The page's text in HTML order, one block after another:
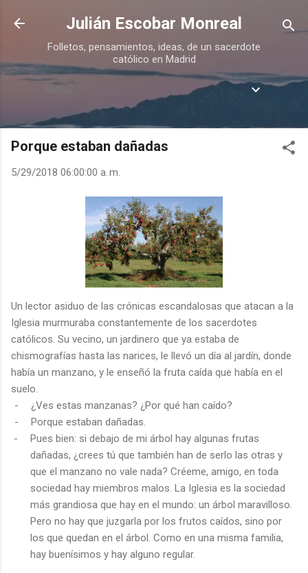
Ir al contenido principal
Julián Escobar Monreal
Folletos, pensamientos, ideas, de un sacerdote
católico en Madrid
Menú
Porque estaban dañadas
5/29/2018 06:00:00 a. m.
Un lector asiduo de las crónicas escandalosas que atacan a la
Iglesia murmuraba constantemente de los sacerdotes
católicos. Su vecino, un jardinero que ya estaba de
chismografías hasta las narices, le llevó un día al jardín, donde
había un manzano, y le enseñó la fruta caída que había en el
suelo.
-
¿Ves estas manzanas? ¿Por qué han caído?
-
Porque estaban dañadas.
-
Pues bien: si debajo de mi árbol hay algunas frutas
dañadas, ¿crees tú que también han de serlo las otras y
que el manzano no vale nada? Créeme, amigo, en toda
sociedad hay miembros malos. La Iglesia es la sociedad
más grandiosa que hay en el mundo: un árbol maravilloso.
Pero no hay que juzgarla por los frutos caídos, sino por
los que quedan en el árbol. Como en una misma familia,
hay buenísimos y hay alguno regular.